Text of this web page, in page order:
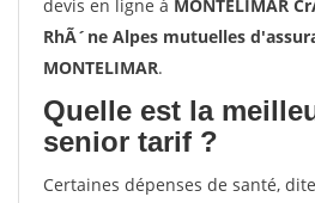
devis en ligne à MONTELIMAR
RhÃ´ne Alpes mutuelles
MONTELIMAR.
Quelle est la
senior tarif ?
Certaines dépenses de santé,